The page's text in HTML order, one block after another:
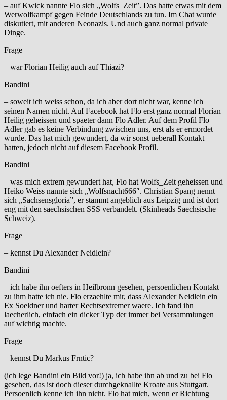
– auf Kwick nannte Flo sich „Wolfs_Zeit”. Das hatte etwas mit dem
Werwolfkampf gegen Feinde Deutschlands zu tun. Im Chat wurde
diskutiert, mit anderen Neonazis. Und auch ganz normal private
Dinge.
Frage
– war Florian Heilig auch auf Thiazi?
Bandini
– soweit ich weiss schon, da ich aber dort nicht war, kenne ich
seinen Namen nicht. Auf Facebook hat Flo erst ganz normal Florian
Heilig geheissen und spaeter dann Flo Adler. Auf dem Profil Flo
Adler gab es keine Verbindung zwischen uns, erst als er ermordet
wurde. Das hat mich gewundert, da wir sonst ueberall Kontakt
hatten, jedoch nicht auf diesem Facebook Profil.
Bandini
– was mich extrem gewundert hat, Flo hat Wolfs_Zeit geheissen und
Heiko Weiss nannte sich „Wolfsnacht666″. Christian Spang nennt
sich „Sachsensgloria”, er stammt angeblich aus Leipzig und ist dort
eng mit den saechsischen SSS verbandelt. (Skinheads Saechsische
Schweiz).
Frage
– kennst Du Alexander Neidlein?
Bandini
– ich habe ihn oefters in Heilbronn gesehen, persoenlichen Kontakt
zu ihm hatte ich nie. Flo erzaehlte mir, dass Alexander Neidlein ein
Ex Soeldner und harter Rechtsextremer waere. Ich fand ihn
laecherlich, einfach ein dicker Typ der immer bei Versammlungen
auf wichtig machte.
Frage
– kennst Du Markus Frntic?
(ich lege Bandini ein Bild vor!) ja, ich habe ihn ab und zu bei Flo
gesehen, das ist doch dieser durchgeknallte Kroate aus Stuttgart.
Persoenlich kenne ich ihn nicht. Flo hat mich, wenn er Richtung